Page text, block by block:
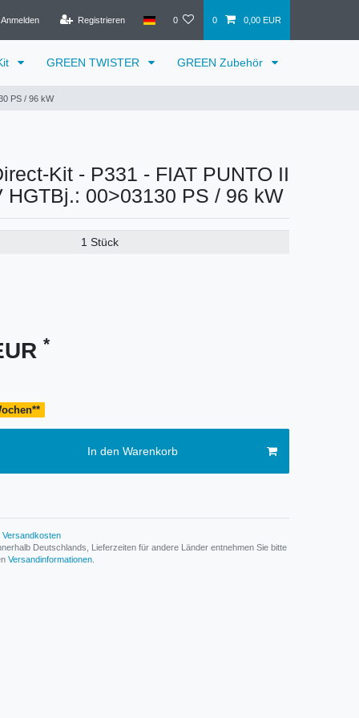
Anmelden Registrieren 0 0 0,00 EUR
GREEN TWISTER GREEN Zubehör
PS / 96 kW
Kit - P331 - FIAT PUNTO II
HGTBj.: 00>03130 PS / 96 kW
1 Stück
*
In den Warenkorb
Versandkosten
Deutschlands, Lieferzeiten für andere Länder entnehmen Sie bitte
Versandinformationen